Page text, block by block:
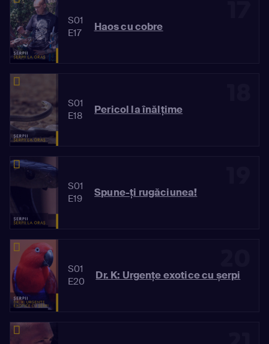
S01
E17
Haos cu cobre
S01
E18
Pericol la înălțime
S01
E19
Spune-ți rugăciunea!
S01
E20
Dr. K: Urgențe exotice cu șerpi